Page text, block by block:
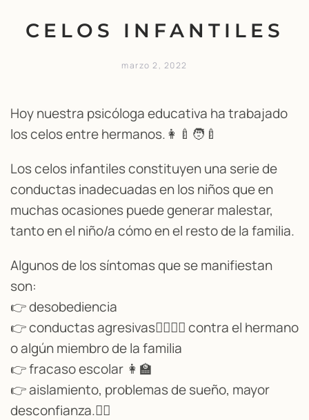
CELOS INFANTILES
marzo 2, 2022
Hoy nuestra psicóloga educativa ha trabajado
los celos entre hermanos.👩‍🍼🧑‍🍼
Los celos infantiles constituyen una serie de
conductas inadecuadas en los niños que en
muchas ocasiones puede generar malestar,
tanto en el niño/a cómo en el resto de la familia.
Algunos de los síntomas que se manifiestan
son:
👉 desobediencia
👉 conductas agresivas🙍‍♀️🙍‍♂️ contra el hermano
o algún miembro de la familia
👉 fracaso escolar 👩‍🏫
👉 aislamiento, problemas de sueño, mayor
desconfianza.🙇‍♀️